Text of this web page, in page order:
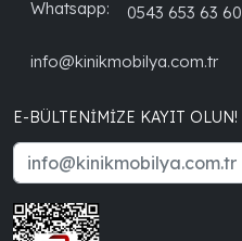
Whatsapp: 0543 653 63 60
info@kinikmobilya.com.tr
E-BÜLTENIMIZE KAYIT OLUN!